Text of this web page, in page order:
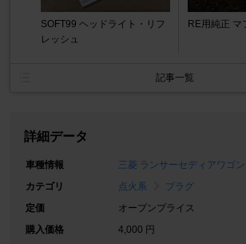
SOFT99 ヘッドライト・リフ
レッシュ
RE用純正 マ
記事一覧
詳細データ
車種情報
三菱 ランサーセディアワゴン
カテゴリ
点火系
プラグ
定価
オープンプライス
購入価格
4,000 円